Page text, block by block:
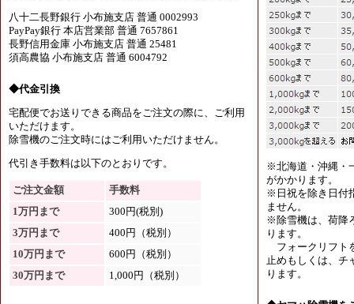
八十二長野銀行 小布施支店 普通 0002993
PayPay銀行 本店営業部 普通 7657861
長野信用金庫 小布施支店 普通 25481
須高農協 小布施支店 普通 6004792
◆代金引換
宅配便でお送りできる商品をご注文の際に、ご利用
いただけます。
除雪機のご注文時にはご利用いただけません。
代引き手数料は以下のとおりです。
ご注文金額
手数料
1万円まで
300円(税別)
3万円まで
400円（税別）
10万円まで
600円（税別）
30万円まで
1,000円（税別）
※北海道・沖縄・
がかかります。
※日祝を除き日付
ません。
※除雪機は、荷降
ります。
フォークリフト
止めもしくは、チ
ります。